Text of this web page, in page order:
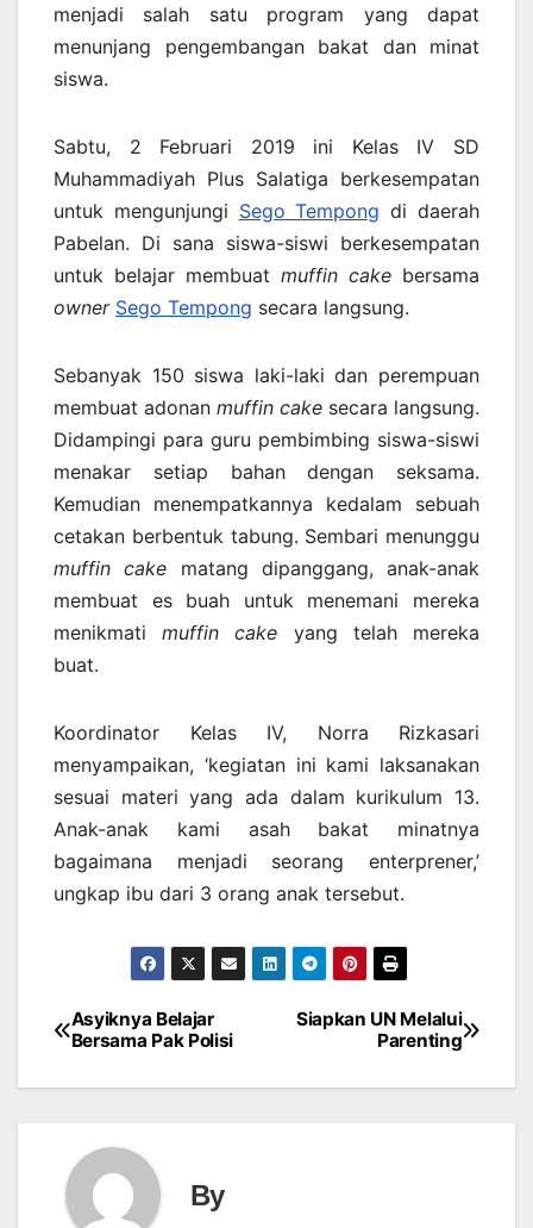
menjadi salah satu program yang dapat
menunjang pengembangan bakat dan minat
siswa.
Sabtu, 2 Februari 2019 ini Kelas IV SD
Muhammadiyah Plus Salatiga berkesempatan
untuk mengunjungi Sego Tempong di daerah
Pabelan. Di sana siswa-siswi berkesempatan
untuk belajar membuat muffin cake bersama
owner Sego Tempong secara langsung.
Sebanyak 150 siswa laki-laki dan perempuan
membuat adonan muffin cake secara langsung.
Didampingi para guru pembimbing siswa-siswi
menakar setiap bahan dengan seksama.
Kemudian menempatkannya kedalam sebuah
cetakan berbentuk tabung. Sembari menunggu
muffin cake matang dipanggang, anak-anak
membuat es buah untuk menemani mereka
menikmatimuffin cake yang telah mereka
buat.
Koordinator Kelas IV, Norra Rizkasari
menyampaikan, ‘kegiatan ini kami laksanakan
sesuai materi yang ada dalam kurikulum 13.
Anak-anak kami asah bakat minatnya
bagaimana menjadi seorang enterprener,’
ungkap ibu dari 3 orang anak tersebut.
Post
navigation
Siapkan UN Melalui
Parenting
Asyiknya Belajar
Bersama Pak Polisi
By